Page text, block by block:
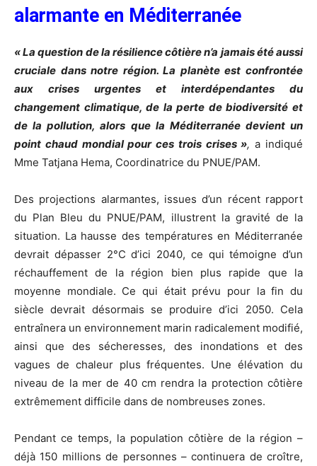
alarmante en Méditerranée
« La question de la résilience côtière n’a jamais été aussi
cruciale dans notre région. La planète est confrontée
aux crises urgentes et interdépendantes du
changement climatique, de la perte de biodiversité et
de la pollution, alors que la Méditerranée devient un
point chaud mondial pour ces trois crises »,a indiqué
Mme Tatjana Hema, Coordinatrice du PNUE/PAM.
Des projections alarmantes, issues d’un récent rapport
du Plan Bleu du PNUE/PAM, illustrent la gravité de la
situation. La hausse des températures en Méditerranée
devrait dépasser 2°C d’ici 2040, ce qui témoigne d’un
réchauffement de la région bien plus rapide que la
moyenne mondiale. Ce qui était prévu pour la fin du
siècle devrait désormais se produire d’ici 2050. Cela
entraînera un environnement marin radicalement modifié,
ainsi que des sécheresses, des inondations et des
vagues de chaleur plus fréquentes. Une élévation du
niveau de la mer de 40 cm rendra la protection côtière
extrêmement difficile dans de nombreuses zones.
Pendant ce temps, la population côtière de la région –
déjà 150 millions de personnes – continuera de croître,